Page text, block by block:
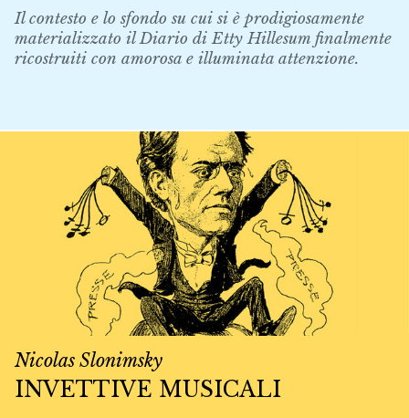
Il contesto e lo sfondo su cui si è prodigiosamente
materializzato il Diario di Etty Hillesum finalmente
ricostruiti con amorosa e illuminata attenzione.
Nicolas Slonimsky
INVETTIVE MUSICALI